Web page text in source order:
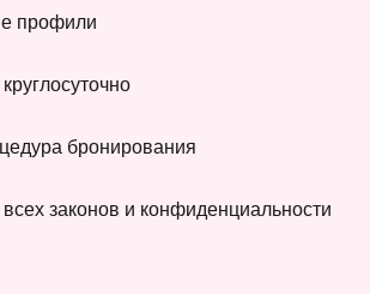
профили
бронирования
законов и конфиденциальности